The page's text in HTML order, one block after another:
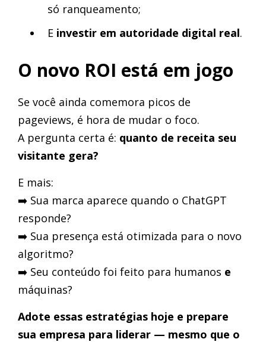
só ranqueamento;
E investir em autoridade digital real.
O novo ROI está em jogo
Se você ainda comemora picos de
pageviews, é hora de mudar o foco.
A pergunta certa é: quanto de receita seu
visitante gera?
E mais:
➡️ Sua marca aparece quando o ChatGPT
responde?
➡️ Sua presença está otimizada para o novo
algoritmo?
➡️ Seu conteúdo foi feito para humanos e
máquinas?
Adote essas estratégias hoje e prepare
sua empresa para liderar — mesmo que o